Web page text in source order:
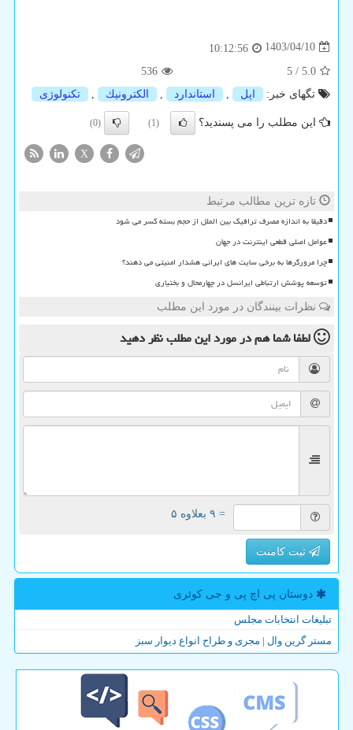
1403/04/10
10:12:56
5.0
/
5
536
تگهای خبر:
اپل استاندارد الكترونیك تكنولوژی
این مطلب را می پسندید؟ (1)
(0)
X
تازه ترین مطالب مرتبط
دقیقا به اندازه مصرف ترافیک بین الملل از حجم بسته کسر می شود
عوامل اصلی قطعی اینترنت در جهان
چرا مرورگرها به برخی سایت های ایرانی هشدار امنیتی می دهند؟
توسعه پوشش ارتباطی ایرانسل در چهارمحال و بختیاری
نظرات بینندگان در مورد این مطلب
لطفا شما همدر مورد این مطلبنظر دهید
= ۹ بعلاوه ۵
ثبت کامنت
دوستان پی اچ پی و جی كوئری
تبلیغات انتخابات مجلس
مستر گرین وال | مجری و طراح انواع دیوار سبز